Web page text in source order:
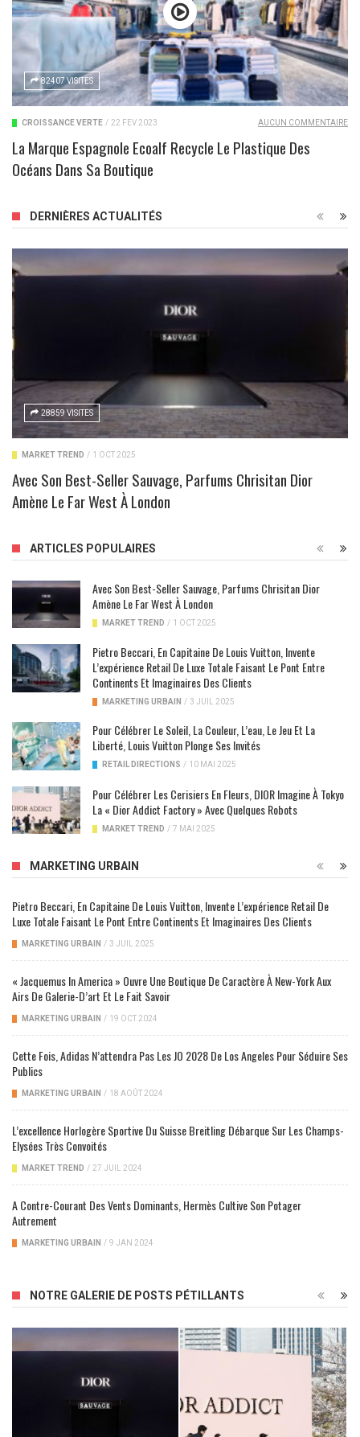
82407 VISITES
CROISSANCE VERTE / 22 FÉV 2023 AUCUN COMMENTAIRE
La Marque Espagnole Ecoalf Recycle Le Plastique Des
Océans Dans Sa Boutique
DERNIÈRES ACTUALITÉS
28859 VISITES
MARKET TREND / 1 OCT 2025
Avec Son Best-Seller Sauvage, Parfums Chrisitan Dior
Amène Le Far West À London
ARTICLES POPULAIRES
Avec Son Best-Seller Sauvage, Parfums Chrisitan Dior
Amène Le Far West À London
MARKET TREND / 1 OCT 2025
Pietro Beccari, En Capitaine De Louis Vuitton, Invente
L’expérience Retail De Luxe Totale Faisant Le Pont Entre
Continents Et Imaginaires Des Clients
MARKETING URBAIN / 3 JUIL 2025
Pour Célébrer Le Soleil, La Couleur, L’eau, Le Jeu Et La
Liberté, Louis Vuitton Plonge Ses Invités
RETAIL DIRECTIONS / 10 MAI 2025
Pour Célébrer Les Cerisiers En Fleurs, DIOR Imagine À Tokyo
La « Dior Addict Factory » Avec Quelques Robots
MARKET TREND / 7 MAI 2025
MARKETING URBAIN
Pietro Beccari, En Capitaine De Louis Vuitton, Invente L’expérience Retail De
Luxe Totale Faisant Le Pont Entre Continents Et Imaginaires Des Clients
MARKETING URBAIN / 3 JUIL 2025
« Jacquemus In America » Ouvre Une Boutique De Caractère À New-York Aux
Airs De Galerie-D’art Et Le Fait Savoir
MARKETING URBAIN / 19 OCT 2024
Cette Fois, Adidas N’attendra Pas Les JO 2028 De Los Angeles Pour Séduire Ses
Publics
MARKETING URBAIN / 18 AOÛT 2024
L’excellence Horlogère Sportive Du Suisse Breitling Débarque Sur Les Champs-
Elysées Très Convoités
MARKET TREND / 27 JUIL 2024
A Contre-Courant Des Vents Dominants, Hermès Cultive Son Potager
Autrement
MARKETING URBAIN / 9 JAN 2024
NOTRE GALERIE DE POSTS PÉTILLANTS